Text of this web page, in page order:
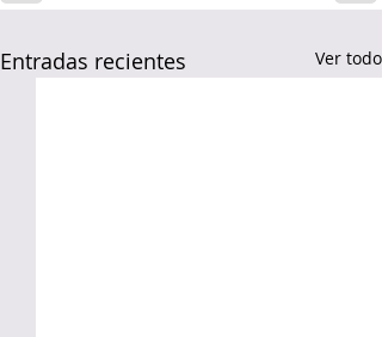
Entradas recientes Ver todo